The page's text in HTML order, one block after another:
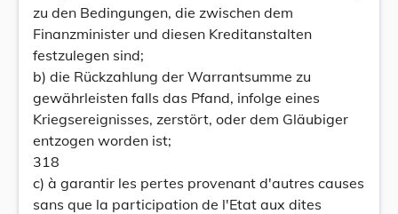
zu den Bedingungen, die zwischen dem
Finanzminister und diesen Kreditanstalten
festzulegen sind;
b) die Rückzahlung der Warrantsumme zu
gewährleisten falls das Pfand, infolge eines
Kriegsereignisses, zerstört, oder dem Gläubiger
entzogen worden ist;
318
c) à garantir les pertes provenant d'autres causes
sans que la participation de l'Etat aux dites